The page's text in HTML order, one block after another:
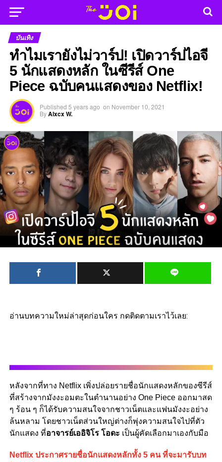
บันเทิง
ทำไมเรายังไม่วาร์ป! เปิดวาร์ปไอจี
5 นักแสดงหลัก ในซีรีส์ One
Piece ฉบับคนแสดงของ Netflix!
Published 5 years ago on November 10, 2021
ByAlxcx W.
อ่านบทความใหม่ล่าสุดก่อนใคร กดติดตามเราไว้เลย:
หลังจากที่ทาง Netflix เพิ่งปล่อยรายชื่อนักแสดงหลักของซีรีส์
ที่สร้างจากมังงะอมตะในตำนานอย่าง One Piece ออกมาสด
ๆ ร้อน ๆ ก็ได้รับความสนใจจากชาวเน็ตและแฟนมังงะอย่าง
ล้นหลาม โดยชาวเน็ตส่วนใหญ่ต่างก็พุ่งความสนใจไปที่ตัว
นักแสดง ที่อาจารย์เออิจิโร โอดะ เป็นผู้คัดเลือกมาเองกับมือ
Netflix ประกาศรายชื่อนักแสดงหลักทั้ง 5 คน ที่จะมารับบท